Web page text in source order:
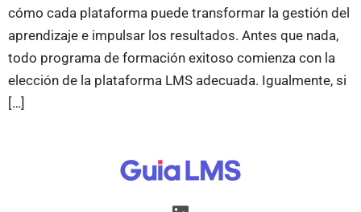
cómo cada plataforma puede transformar la gestión del
aprendizaje e impulsar los resultados. Antes que nada,
todo programa de formación exitoso comienza con la
elección de la plataforma LMS adecuada. Igualmente, si
[…]